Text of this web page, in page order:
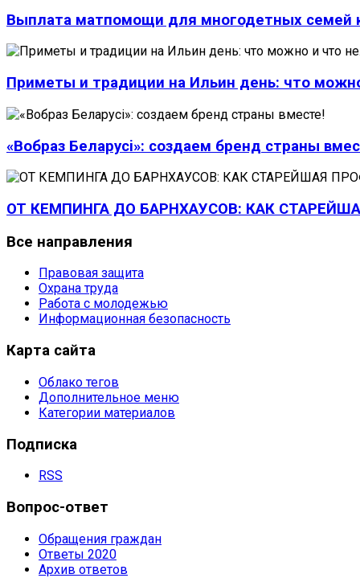
Выплата матпомощи для многодетных семей
Приметы и традиции на Ильин день: что
«Вобраз Беларусi»: создаем бренд страны
ОТ КЕМПИНГА ДО БАРНХАУСОВ: КАК
Все направления
Правовая защита
Охрана труда
Работа с молодежью
Информационная безопасность
Карта сайта
Облако тегов
Дополнительное меню
Категории материалов
Подписка
RSS
Вопрос-ответ
Обращения граждан
Ответы 2020
Архив ответов